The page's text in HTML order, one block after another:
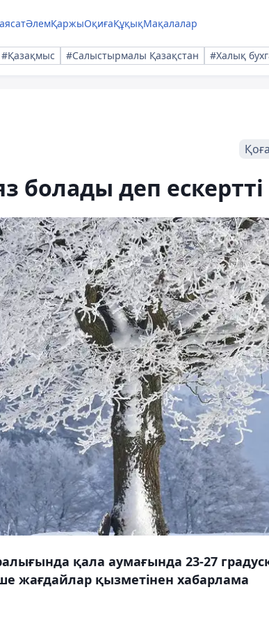
ӘлемҚаржыОқиғаҚұқықМақалалар
#Қазақмыс #Салыстырмалы Қазақстан #Халық
болады деп ескертті
қала аумағында 23-27
жағдайлар қызметінен хабарлама